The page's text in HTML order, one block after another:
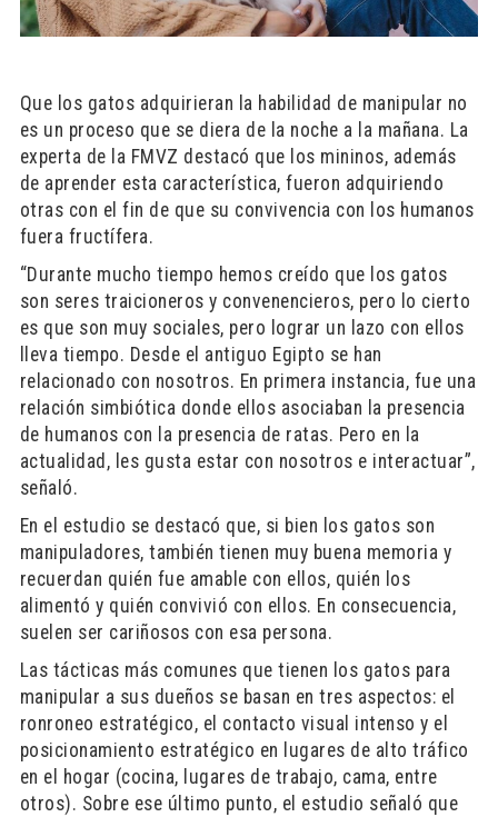
Que los gatos adquirieran la habilidad de manipular no
es un proceso que se diera de la noche a la mañana. La
experta de la FMVZ destacó que los mininos, además
de aprender esta característica, fueron adquiriendo
otras con el fin de que su convivencia con los humanos
fuera fructífera.
“Durante mucho tiempo hemos creído que los gatos
son seres traicioneros y convenencieros, pero lo cierto
es que son muy sociales, pero lograr un lazo con ellos
lleva tiempo. Desde el antiguo Egipto se han
relacionado con nosotros. En primera instancia, fue una
relación simbiótica donde ellos asociaban la presencia
de humanos con la presencia de ratas. Pero en la
actualidad, les gusta estar con nosotros e interactuar”,
señaló.
En el estudio se destacó que, si bien los gatos son
manipuladores, también tienen muy buena memoria y
recuerdan quién fue amable con ellos, quién los
alimentó y quién convivió con ellos. En consecuencia,
suelen ser cariñosos con esa persona.
Las tácticas más comunes que tienen los gatos para
manipular a sus dueños se basan en tres aspectos: el
ronroneo estratégico, el contacto visual intenso y el
posicionamiento estratégico en lugares de alto tráfico
en el hogar (cocina, lugares de trabajo, cama, entre
otros). Sobre ese último punto, el estudio señaló que